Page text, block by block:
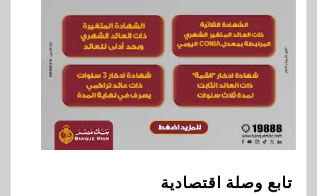
تابع وصلة اقتصادية